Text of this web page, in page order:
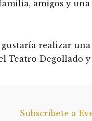
amigos y
realizar
Teatro Degollado
Subscríbete a